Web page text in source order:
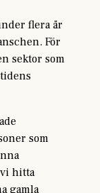
flera år
För
sektor som
som
hitta
gamla